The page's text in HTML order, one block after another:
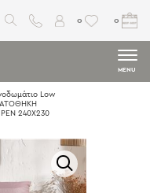
0 0
MENU
Low
240Χ230